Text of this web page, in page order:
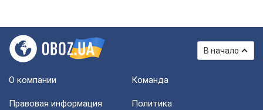
В начало
О компании Команда
Правовая информация
Политика